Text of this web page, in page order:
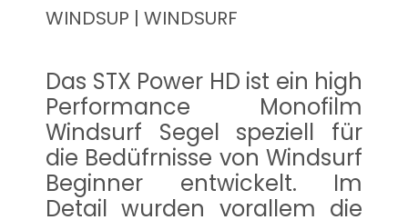
WINDSUP | WINDSURF
Das STX Power HD ist ein high
Performance Monofilm
Windsurf Segel speziell für
die Bedüfrnisse von Windsurf
Beginner entwickelt. Im
Detail wurden vorallem die